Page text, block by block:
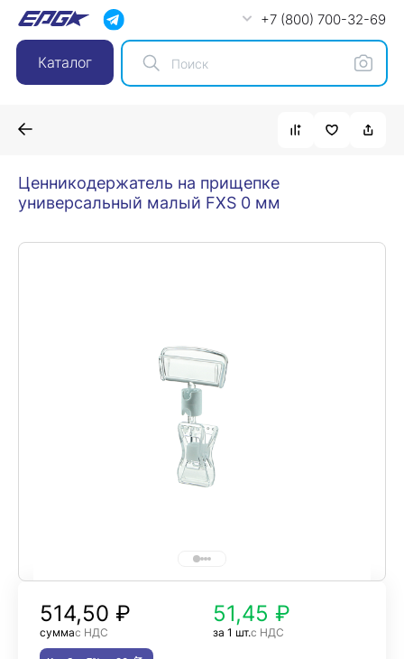
+7 (800) 700-32-69
Каталог
Ценникодержатель на прищепке
универсальный малый FXS 0 мм
514,50 ₽
суммас НДС
51,45 ₽
за 1 шт.с НДС